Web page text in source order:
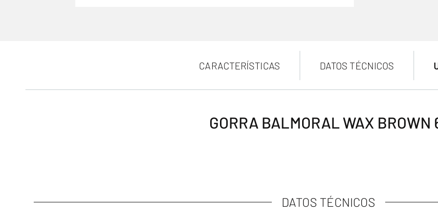
CARACTERÍSTICAS DATOS TÉCNICOS
GORRA BALMORAL WAX BROWN
DATOS TÉCNICOS